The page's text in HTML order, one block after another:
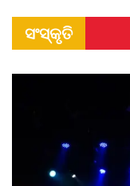
ସଂସ୍କୃତି